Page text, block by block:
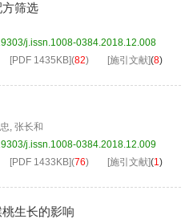
筛选
j.issn.1008-0384.2018.12.008
[PDF 1435KB](82) [施引文献](8)
, 张长和
j.issn.1008-0384.2018.12.009
[PDF 1433KB](76) [施引文献](1)
生长的影响